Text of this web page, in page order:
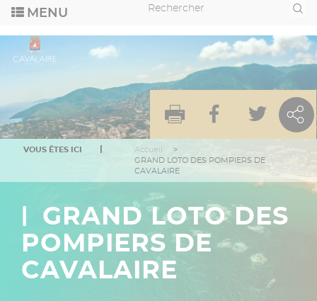
Aller
contenu
principal
Recherche
VOUS ÊTES ICI
Accueil
GRAND LOTO DES POMPIERS DE
CAVALAIRE
GRAND LOTO DES
POMPIERS DE
CAVALAIRE